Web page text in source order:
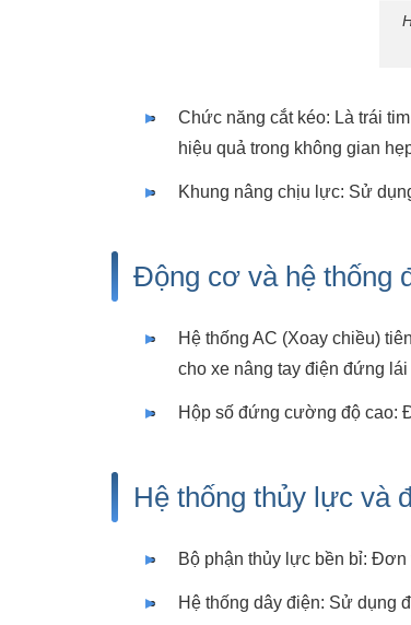
Chức năng cắt kéo: Là trái
hiệu quả trong không gian
Khung nâng chịu lực: Sử
Động cơ và hệ thống
Hệ thống AC (Xoay chiều)
cho xe nâng tay điện đứng lái
Hộp số đứng cường độ cao:
Hệ thống thủy lực và
Bộ phận thủy lực bền bỉ:
Hệ thống dây điện: Sử dụng